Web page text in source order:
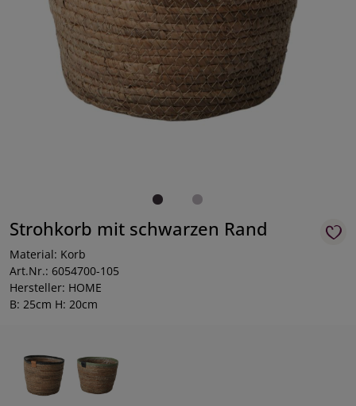
Strohkorb mit schwarzen Rand
Material: Korb
Art.Nr.: 6054700-105
Hersteller: HOME
B: 25cm H: 20cm